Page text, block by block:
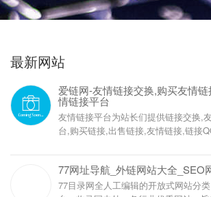
最新网站
爱链网-友情链接交换,购买友情
情链接平台
友情链接平台为站长们提供链接交换,
台,购买链接,出售链接,友情链接,链接
77网址导航_外链网站大全_SEO
77目录网全人工编辑的开放式网站分